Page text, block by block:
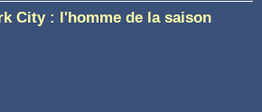
City : l'homme de la saison